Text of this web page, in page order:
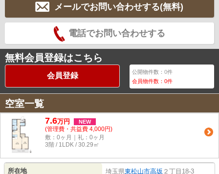
メールでお問い合わせする(無料)
電話でお問い合わせする
無料会員登録はこちら
会員登録 公開物件数：0件
会員物件数：0件
空室一覧
7.6万円 NEW
(管理費・共益費 4,000円)
敷：0ヶ月｜礼：0ヶ月
3階 / 1LDK / 30.29㎡
所在地 埼玉県東松山市高坂 ２丁目18-3